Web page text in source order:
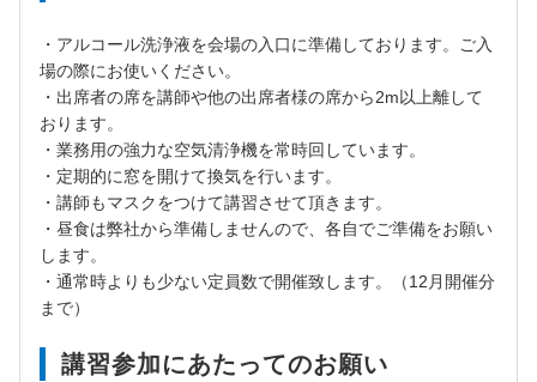
・アルコール洗浄液を会場の入口に準備しております。ご入
場の際にお使いください。
・出席者の席を講師や他の出席者様の席から2m以上離して
おります。
・業務用の強力な空気清浄機を常時回しています。
・定期的に窓を開けて換気を行います。
・講師もマスクをつけて講習させて頂きます。
・昼食は弊社から準備しませんので、各自でご準備をお願い
します。
・通常時よりも少ない定員数で開催致します。（12月開催分
まで）
講習参加にあたってのお願い